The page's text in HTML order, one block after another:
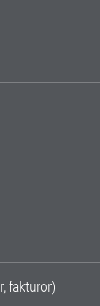
fakturor)